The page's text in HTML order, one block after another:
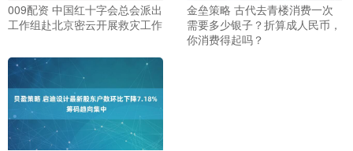
009配资 中国红十字会总会派出
工作组赴北京密云开展救灾工作
金垒策略 古代去青楼消费一次
需要多少银子？折算成人民币，
你消费得起吗？